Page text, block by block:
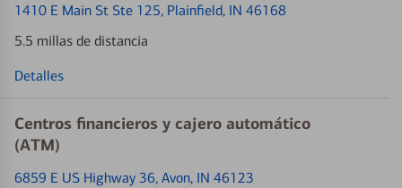
1410 E Main St Ste 125, Plainfield, IN 46168
5.5 millas de distancia
Detalles
Centros financieros y cajero automático
(ATM)
6859 E US Highway 36, Avon, IN 46123